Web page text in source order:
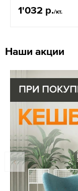
1'032 р./кт.
Наши акции